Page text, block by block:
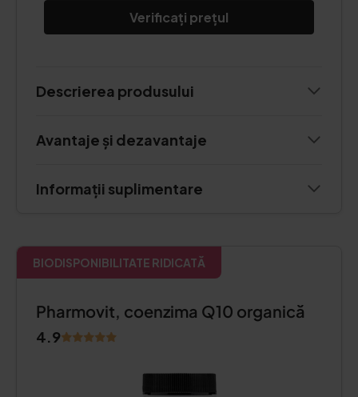
Verificați prețul
Descrierea produsului
Avantaje și dezavantaje
Informații suplimentare
BIODISPONIBILITATE RIDICATĂ
Pharmovit, coenzima Q10 organică
4.9